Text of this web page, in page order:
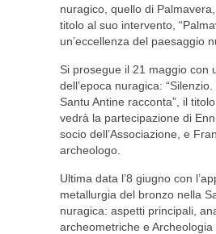
nuragico, quello di
titolo al suo intervento,
un’eccellenza del paesaggio
Si prosegue il 21 maggio con
dell’epoca nuragica:
Santu Antine racconta”, il
vedrà la partecipazione di
socio dell’Associazione, e
archeologo.
Ultima data l’8 giugno con
metallurgia del bronzo nella
nuragica: aspetti principali,
archeometriche e Archeologia